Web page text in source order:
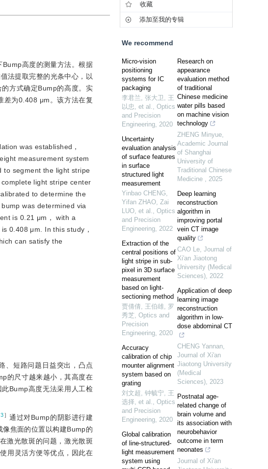
高度的测量方法。根据
法提取完整的光条中心，以
方式确定Bump的高度。实
差为0.408 μm。该方法在复
was established，
measurement system
to segment the light stripe
light stripe center
to determine the
was determined via
is 0.21 μm， with a
0.408 μm. In this study，
can satisfy the
、短路问题日益突出，凸点
的尺寸越来越小，其高度在
Bump高度无法采用人工检
3］通过对Bump的阴影进行建
焦面的位置以构建Bump的
激光散斑的问题，激光散斑
用灵活方便等优点，因此在
收藏
添加至我的专辑
We recommend
Micro-vision
positioning
systems for IC
packaging
李君兰, 张大卫, 王
以忠, et al., Optics
and Precision
Engineering, 2020
Uncertainty
evaluation analysis
of surface features
in surface
structured light
measurement
Yinbao CHENG,
Yifan ZHAO, Zai
LUO, et al., Optics
and Precision
Engineering, 2022
Extraction of the
central positions of
light stripe in sub-
pixel in 3D surface
measurement
based on light-
sectioning method
贾倩倩, 王伯雄, 罗
秀芝, Optics and
Precision
Engineering, 2020
Accuracy
calibration of chip
mounter alignment
system based on
grating
刘文超, 钟毓宁, 王
选择, et al., Optics
and Precision
Engineering, 2020
Global calibration
of line-structured-
light measurement
system using
Research on
appearance
evaluation method
of traditional
Chinese medicine
water pills based
on machine vision
technology
ZHENG Minyue,
Academic Journal
of Shanghai
University of
Traditional Chinese
Medicine , 2025
Deep learning
reconstruction
algorithm in
improving portal
vein CT image
quality
CAO Le, Journal of
Xi'an Jiaotong
University (Medical
Sciences), 2022
Application of deep
learning image
reconstruction
algorithm in low-
dose abdominal CT
CHENG Yannan,
Journal of Xi'an
Jiaotong University
(Medical
Sciences), 2023
Postnatal age-
related change of
brain volume and
its association with
neurobehavior
outcome in term
neonates
Journal of Xi'an